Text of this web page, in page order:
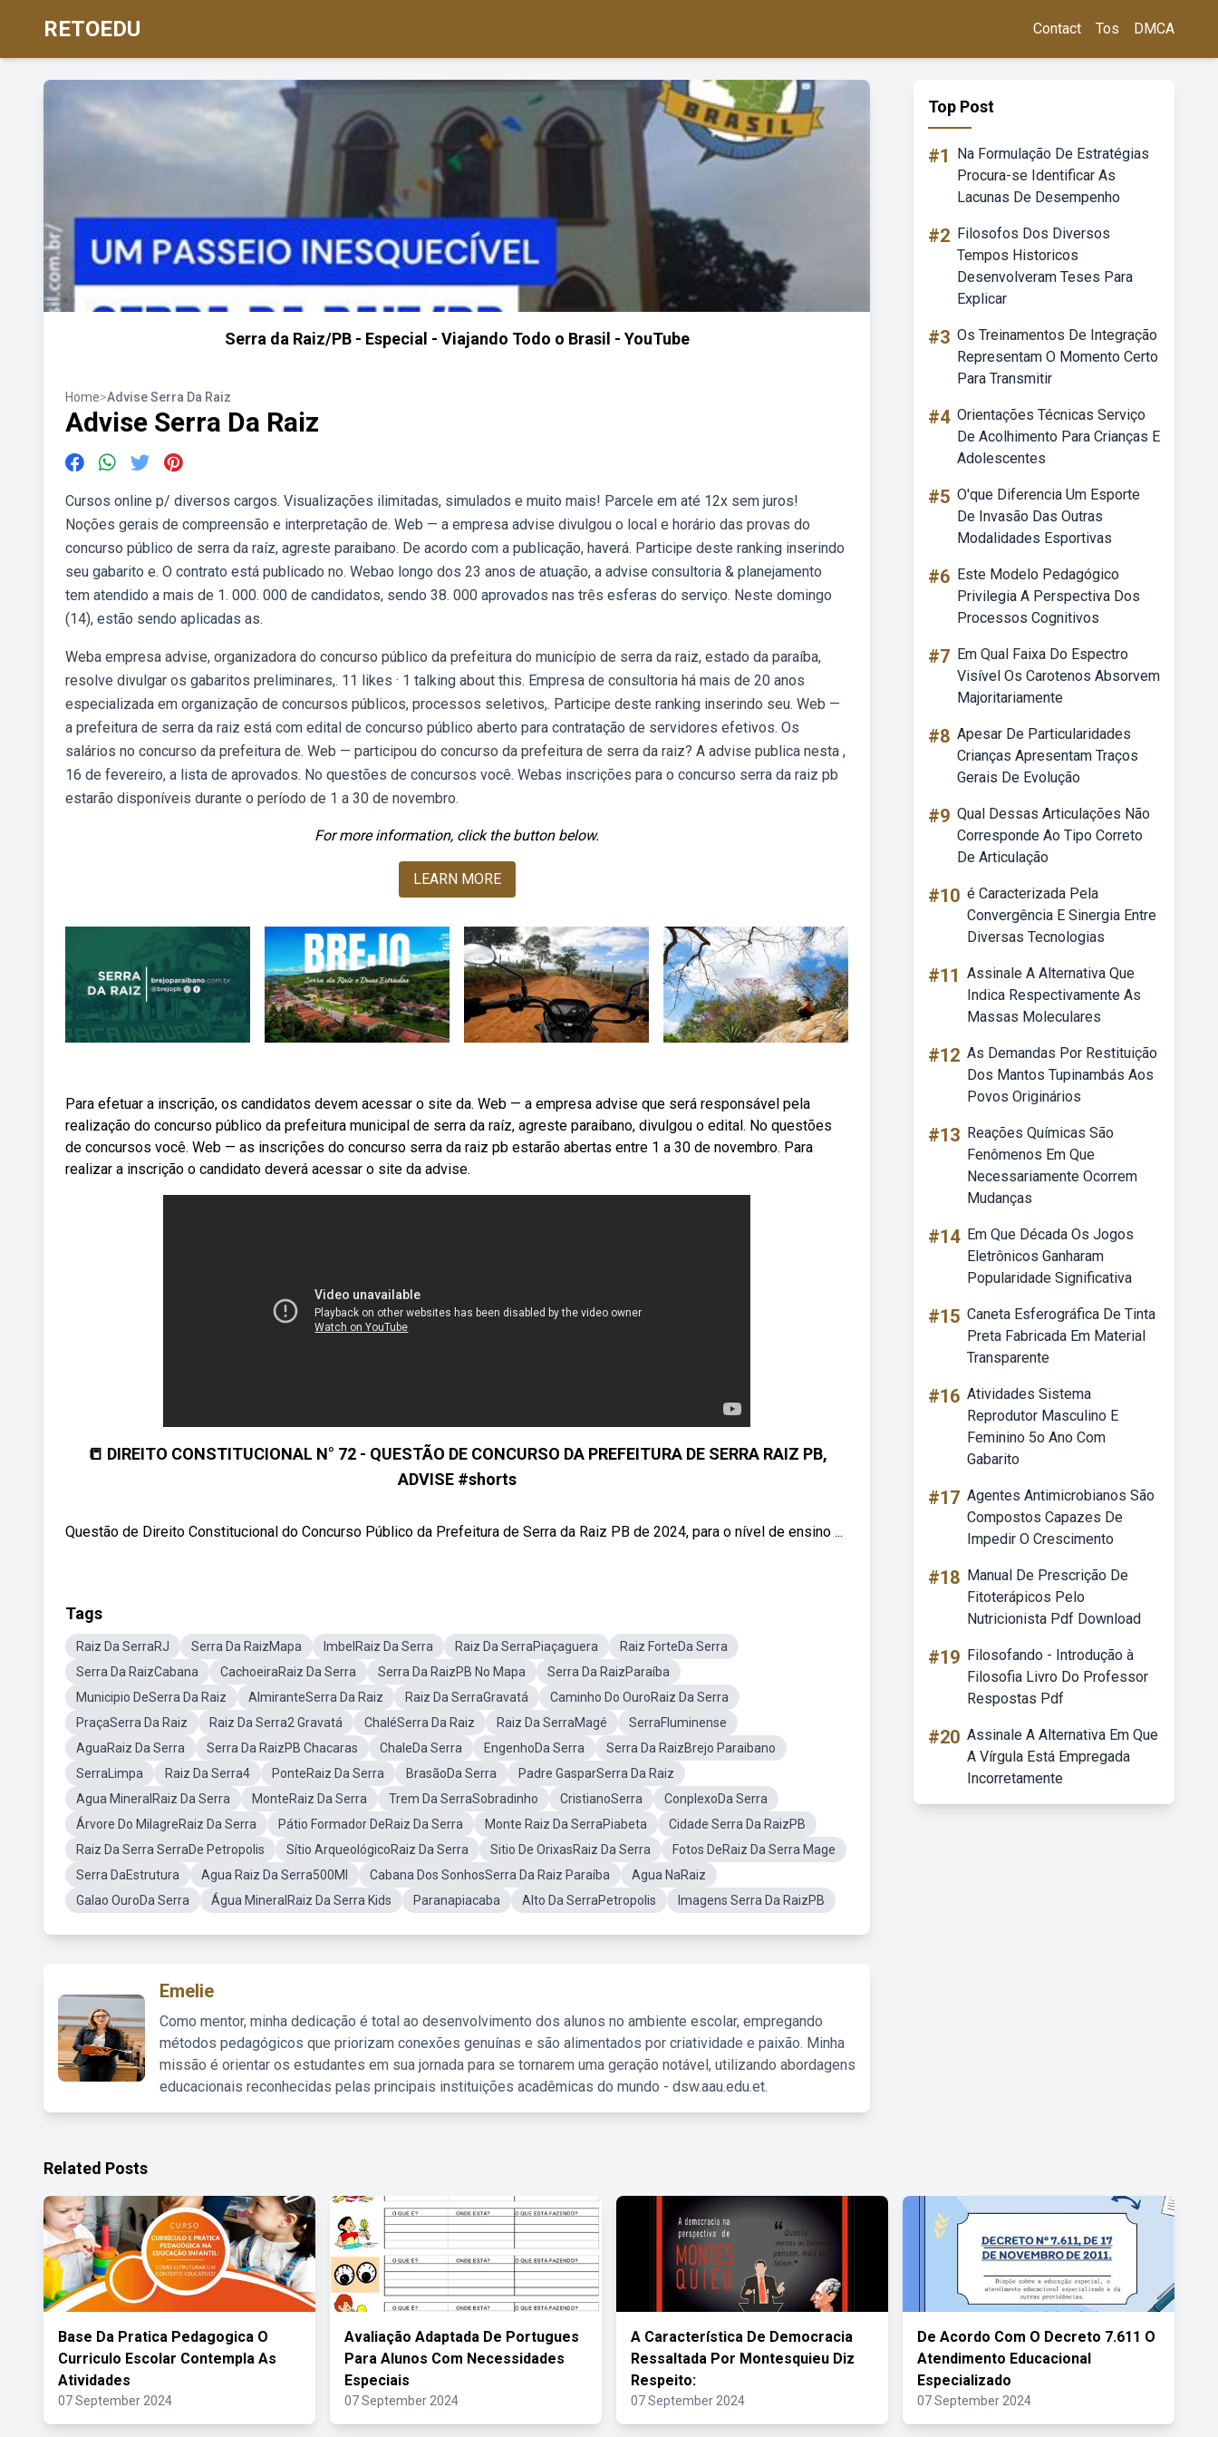
RETOEDU Contact Tos DMCA
Serra da Raiz/PB - Especial - Viajando Todo o Brasil - YouTube
Home>Advise Serra Da Raiz
Advise Serra Da Raiz
Cursos online p/ diversos cargos. Visualizações ilimitadas, simulados e muito mais! Parcele em até 12x sem juros!
Noções gerais de compreensão e interpretação de. Web — a empresa advise divulgou o local e horário das provas do
concurso público de serra da raíz, agreste paraibano. De acordo com a publicação, haverá. Participe deste ranking inserindo
seu gabarito e. O contrato está publicado no. Webao longo dos 23 anos de atuação, a advise consultoria & planejamento
tem atendido a mais de 1. 000. 000 de candidatos, sendo 38. 000 aprovados nas três esferas do serviço. Neste domingo
(14), estão sendo aplicadas as.
Weba empresa advise, organizadora do concurso público da prefeitura do município de serra da raiz, estado da paraíba,
resolve divulgar os gabaritos preliminares,. 11 likes · 1 talking about this. Empresa de consultoria há mais de 20 anos
especializada em organização de concursos públicos, processos seletivos,. Participe deste ranking inserindo seu. Web —
a prefeitura de serra da raiz está com edital de concurso público aberto para contratação de servidores efetivos. Os
salários no concurso da prefeitura de. Web — participou do concurso da prefeitura de serra da raiz? A advise publica nesta ,
16 de fevereiro, a lista de aprovados. No questões de concursos você. Webas inscrições para o concurso serra da raiz pb
estarão disponíveis durante o período de 1 a 30 de novembro.
For more information, click the button below.
LEARN MORE
Para efetuar a inscrição, os candidatos devem acessar o site da. Web — a empresa advise que será responsável pela
realização do concurso público da prefeitura municipal de serra da raíz, agreste paraibano, divulgou o edital. No questões
de concursos você. Web — as inscrições do concurso serra da raiz pb estarão abertas entre 1 a 30 de novembro. Para
realizar a inscrição o candidato deverá acessar o site da advise.
📒 DIREITO CONSTITUCIONAL N° 72 - QUESTÃO DE CONCURSO DA PREFEITURA DE SERRA RAIZ PB,
ADVISE #shorts
Questão de Direito Constitucional do Concurso Público da Prefeitura de Serra da Raiz PB de 2024, para o nível de ensino ...
Tags
Raiz Da SerraRJ Serra Da RaizMapa ImbelRaiz Da Serra Raiz Da SerraPiaçaguera
Raiz ForteDa Serra
Serra Da RaizCabana
CachoeiraRaiz Da Serra Serra Da RaizPB No Mapa
Serra Da RaizParaíba
Municipio DeSerra Da Raiz
AlmiranteSerra Da Raiz Raiz Da SerraGravatá
Caminho Do OuroRaiz Da Serra
PraçaSerra Da Raiz
Raiz Da Serra2 Gravatá ChaléSerra Da Raiz Raiz Da SerraMagé
SerraFluminense
AguaRaiz Da Serra
Serra Da RaizPB Chacaras ChaleDa Serra EngenhoDa Serra
Serra Da RaizBrejo Paraibano
SerraLimpa
Raiz Da Serra4 PonteRaiz Da Serra BrasãoDa Serra
Padre GasparSerra Da Raiz
Agua MineralRaiz Da Serra
MonteRaiz Da Serra Trem Da SerraSobradinho CristianoSerra
ConplexoDa Serra
Árvore Do MilagreRaiz Da Serra
Pátio Formador DeRaiz Da Serra Monte Raiz Da SerraPiabeta
Cidade Serra Da RaizPB
Raiz Da Serra SerraDe Petropolis
Sítio ArqueológicoRaiz Da Serra Sitio De OrixasRaiz Da Serra
Fotos DeRaiz Da Serra Mage
Serra DaEstrutura
Agua Raiz Da Serra500Ml Cabana Dos SonhosSerra Da Raiz Paraíba
Agua NaRaiz
Galao OuroDa Serra
Água MineralRaiz Da Serra Kids Paranapiacaba Alto Da SerraPetropolis Imagens Serra Da RaizPB
Emelie
Como mentor, minha dedicação é total ao desenvolvimento dos alunos no ambiente escolar, empregando
métodos pedagógicos que priorizam conexões genuínas e são alimentados por criatividade e paixão. Minha
missão é orientar os estudantes em sua jornada para se tornarem uma geração notável, utilizando abordagens
educacionais reconhecidas pelas principais instituições acadêmicas do mundo - dsw.aau.edu.et.
Top Post
#1
Na Formulação De Estratégias
Procura-se Identificar As
Lacunas De Desempenho
#2 Filosofos Dos Diversos
Tempos Historicos
Desenvolveram Teses Para
Explicar
#3 Os Treinamentos De Integração
Representam O Momento Certo
Para Transmitir
#4 Orientações Técnicas Serviço
De Acolhimento Para Crianças E
Adolescentes
#5 O'que Diferencia Um Esporte
De Invasão Das Outras
Modalidades Esportivas
#6 Este Modelo Pedagógico
Privilegia A Perspectiva Dos
Processos Cognitivos
#7 Em Qual Faixa Do Espectro
Visível Os Carotenos Absorvem
Majoritariamente
#8 Apesar De Particularidades
Crianças Apresentam Traços
Gerais De Evolução
#9 Qual Dessas Articulações Não
Corresponde Ao Tipo Correto
De Articulação
#10 é Caracterizada Pela
Convergência E Sinergia Entre
Diversas Tecnologias
#11 Assinale A Alternativa Que
Indica Respectivamente As
Massas Moleculares
#12 As Demandas Por Restituição
Dos Mantos Tupinambás Aos
Povos Originários
#13 Reações Químicas São
Fenômenos Em Que
Necessariamente Ocorrem
Mudanças
#14 Em Que Década Os Jogos
Eletrônicos Ganharam
Popularidade Significativa
#15 Caneta Esferográfica De Tinta
Preta Fabricada Em Material
Transparente
#16 Atividades Sistema
Reprodutor Masculino E
Feminino 5o Ano Com
Gabarito
#17 Agentes Antimicrobianos São
Compostos Capazes De
Impedir O Crescimento
#18 Manual De Prescrição De
Fitoterápicos Pelo
Nutricionista Pdf Download
#19 Filosofando - Introdução à
Filosofia Livro Do Professor
Respostas Pdf
#20 Assinale A Alternativa Em Que
A Vírgula Está Empregada
Incorretamente
Related Posts
Base Da Pratica Pedagogica O
Curriculo Escolar Contempla As
Atividades
07 September 2024
Avaliação Adaptada De Portugues
Para Alunos Com Necessidades
Especiais
07 September 2024
A Característica De Democracia
Ressaltada Por Montesquieu Diz
Respeito:
07 September 2024
De Acordo Com O Decreto 7.611 O
Atendimento Educacional
Especializado
07 September 2024